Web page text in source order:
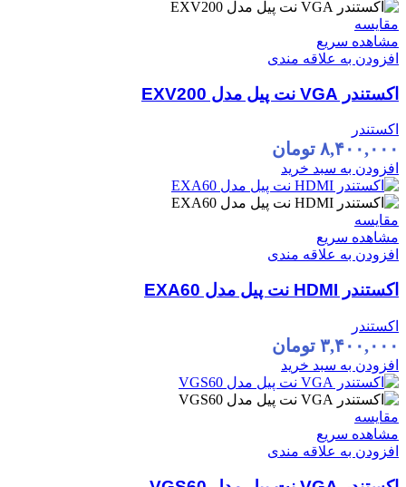
مقایسه
مشاهده سریع
افزودن به علاقه مندی
اکستندر VGA نت پیل مدل EXV200
اکستندر
۸,۴۰۰,۰۰۰ تومان
افزودن به سبد خرید
مقایسه
مشاهده سریع
افزودن به علاقه مندی
اکستندر HDMI نت پیل مدل EXA60
اکستندر
۳,۴۰۰,۰۰۰ تومان
افزودن به سبد خرید
مقایسه
مشاهده سریع
افزودن به علاقه مندی